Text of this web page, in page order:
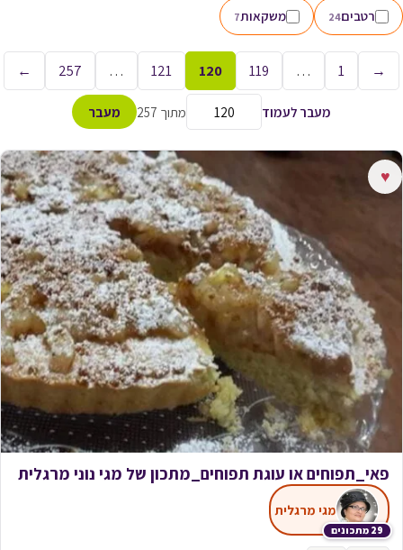
רטבים24 משקאות7
→
1
…
119
120
121
…
257
←
מעבר לעמוד מתוך 257 מעבר
♥
פאי_תפוחים או עוגת תפוחים_מתכון של מגי נוני מרגלית
29 מתכונים
מגי מרגלית